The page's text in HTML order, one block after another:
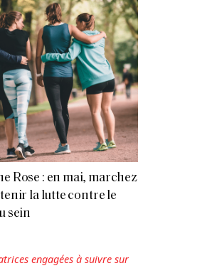
Rose : en mai, marchez
la lutte contre le
sein